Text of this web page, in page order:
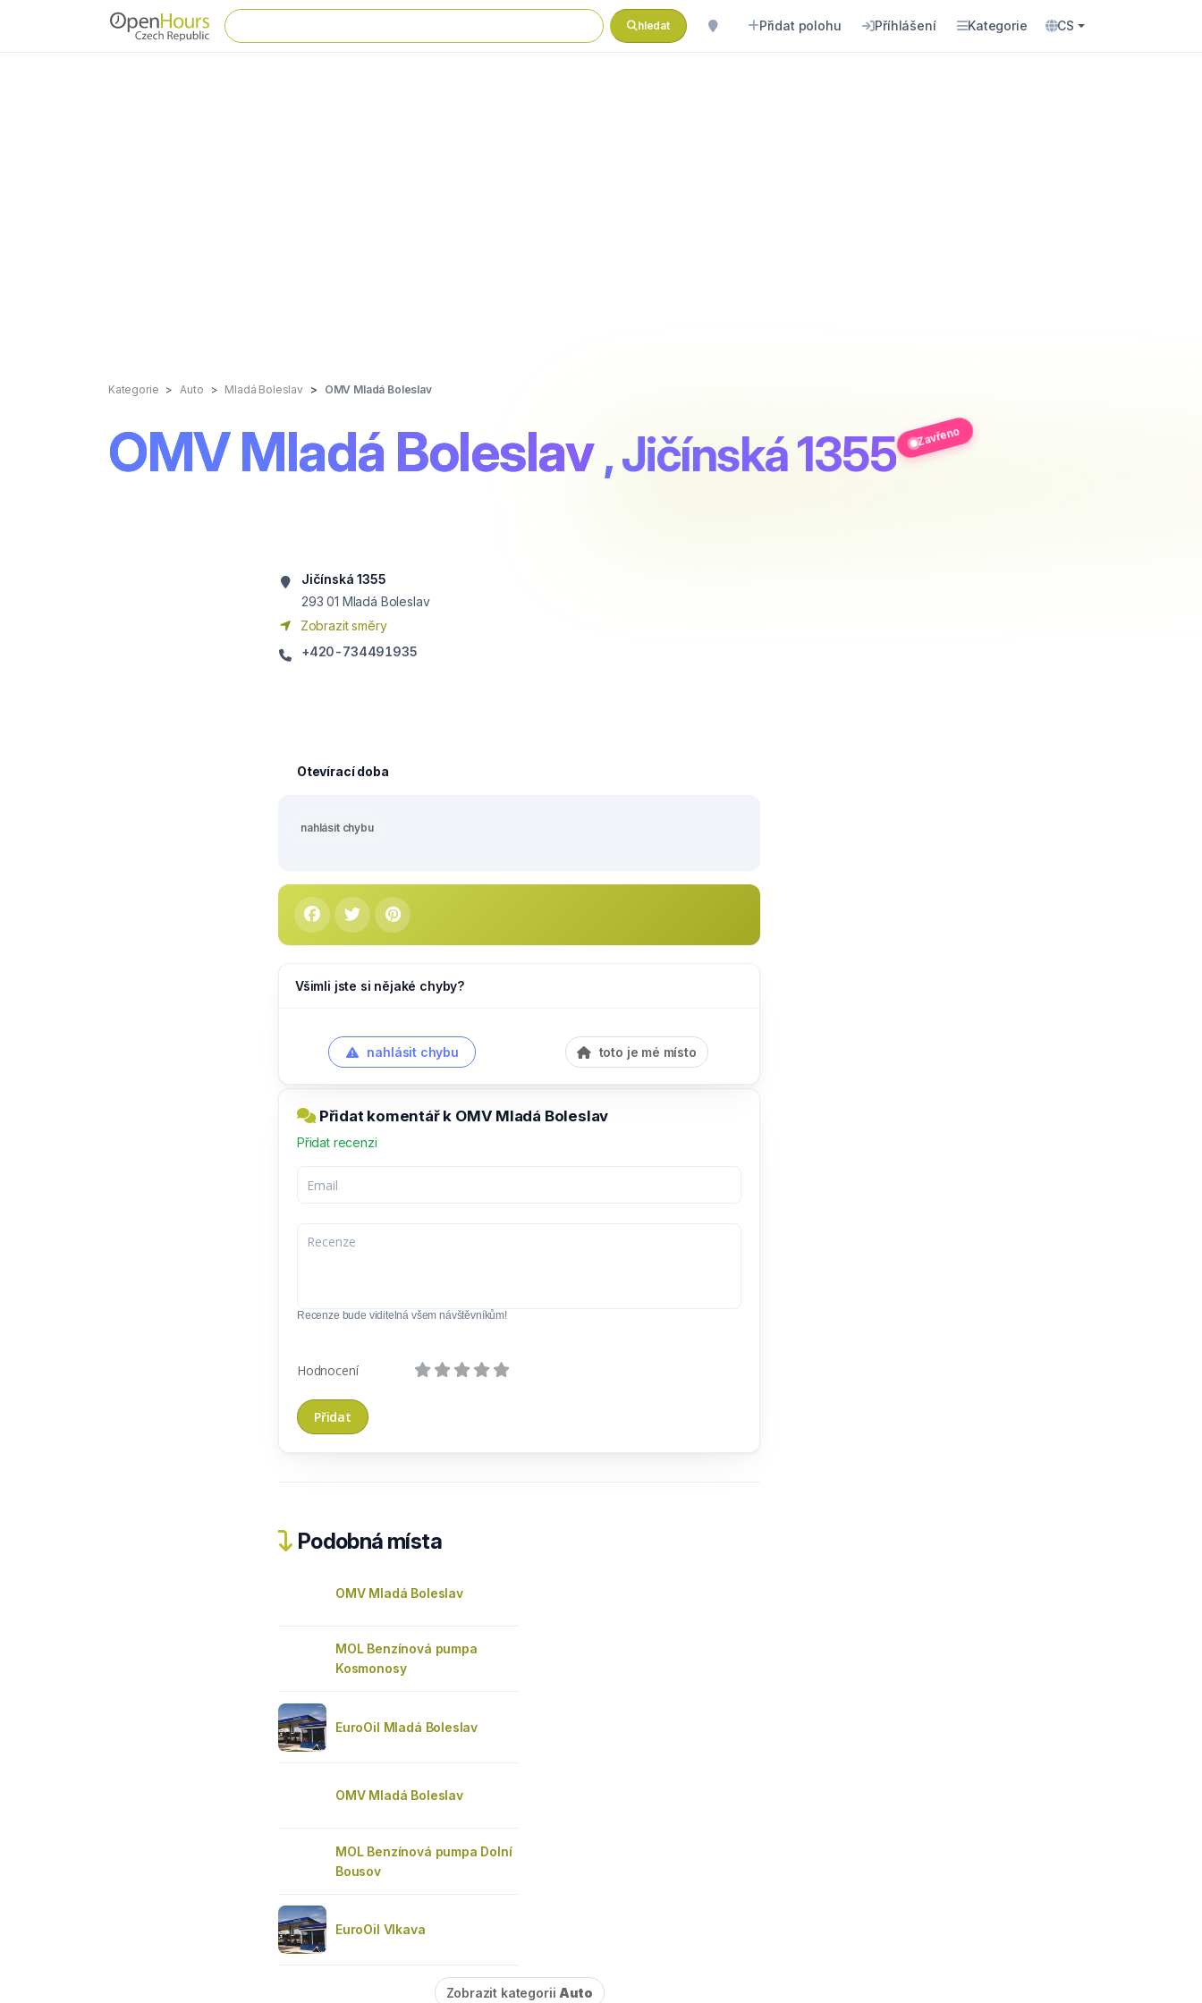
hledat Přidat polohu Příhlášení Kategorie CS
Kategorie Auto Mladá Boleslav OMV Mladá Boleslav
OMV Mladá Boleslav , Jičínská 1355 Zavřeno
Jičínská 1355
293 01 Mladá Boleslav
Zobrazit směry
+420-734491935
Otevírací doba
nahlásit chybu
Všimli jste si nějaké chyby?
nahlásit chybu toto je mé místo
Přidat komentář k OMV Mladá Boleslav
Přidat recenzi
Recenze bude viditelná všem návštěvníkům!
Hodnocení
Podobná místa
OMV Mladá Boleslav
MOL Benzínová pumpa
Kosmonosy
EuroOil Mladá Boleslav
OMV Mladá Boleslav
MOL Benzínová pumpa Dolní
Bousov
EuroOil Vlkava
Zobrazit kategorii Auto